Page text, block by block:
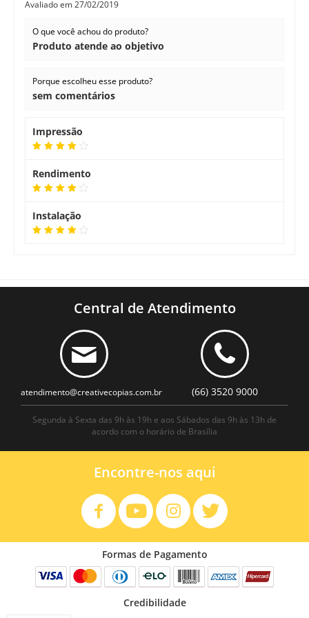
Avaliado em27/02/2019
O que você achou do produto?
Produto atende ao objetivo
Porque escolheu esse produto?
sem comentários
Impressão
Rendimento
Instalação
Central de Atendimento
atendimento@creativecopias.com.br (66) 3520 9000
Segunda à Sexta das 9h às 19h e aos Sábados das 9h às 13h de
acordo com o horário de Brasília
Encontre-nos aqui
Formas de Pagamento
Credibilidade